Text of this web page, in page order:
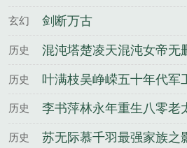
玄幻 剑断万古
历史 混沌塔楚凌天混沌女帝无
历史 叶满枝吴峥嵘五十年代军
历史
李书萍林永年重生八零老
女结局
历史 苏无际慕千羽最强家族之